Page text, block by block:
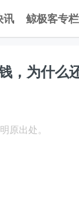
讯 鲸极客专栏
，为什么
原出处。